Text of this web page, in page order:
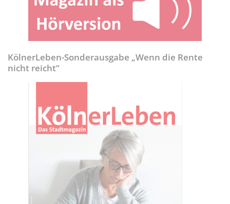
KölnerLeben-Sonderausgabe „Wenn die Rente
nicht reicht“